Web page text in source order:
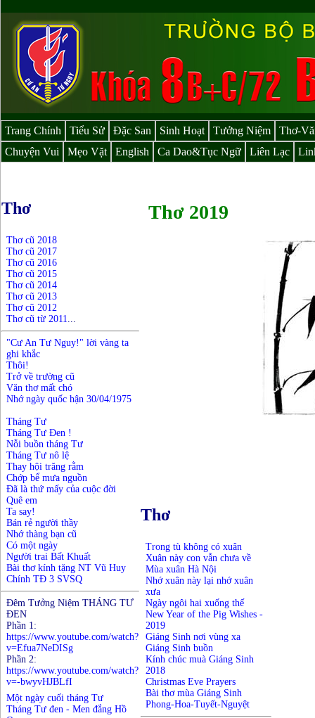
Trang Chính Tiểu Sử Đặc San Sinh Hoạt Tưởng Niệm
Thơ-
Chuyện Vui
Mẹo Vặt English Ca Dao&Tục Ngữ Liên Lạc
Thơ
Thơ cũ 2018
Thơ cũ 2017
Thơ cũ 2016
Thơ cũ 2015
Thơ cũ 2014
Thơ cũ 2013
Thơ cũ 2012
Thơ cũ từ 2011...
"Cư An Tư Nguy!" lời vàng ta
ghi khắc
Thôi!
Trở về trường cũ
Văn thơ mất chó
Nhớ ngày quốc hận 30/04/1975
Tháng Tư
Tháng Tư Đen !
Nỗi buồn tháng Tư
Tháng Tư nô lệ
Thay hội trăng rằm
Chớp bể mưa nguồn
Đã là thứ mấy của cuộc đời
Quê em
Ta say!
Bán rẻ người thầy
Nhớ thàng bạn cũ
Có một ngày
Người trai Bất Khuất
Bài thơ kính tặng NT Vũ Huy
Chính TĐ 3 SVSQ
Đêm Tưởng Niệm THÁNG TƯ
ĐEN
Phần 1:
https://www.youtube.com/watch?
v=Efua7NeDISg
Phần 2:
https://www.youtube.com/watch?
v=-bwyvHJBLfI
Một ngày cuối tháng Tư
Tháng Tư đen - Men đắng Hồ
Thơ 2019
Thơ
Trong tù không có xuân
Xuân này con vẫn chưa về
Mùa xuân Hà Nội
Nhớ xuân này lại nhớ xuân
xưa
Ngày ngôi hai xuống thế
New Year of the Pig Wishes -
2019
Giáng Sinh nơi vùng xa
Giáng Sinh buồn
Kính chúc muà Giáng Sinh
2018
Christmas Eve Prayers
Bài thơ mùa Giáng Sinh
Phong-Hoa-Tuyết-Nguyệt